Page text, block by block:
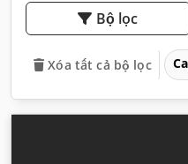
Bộ lọc
Xóa tất cả bộ lọc